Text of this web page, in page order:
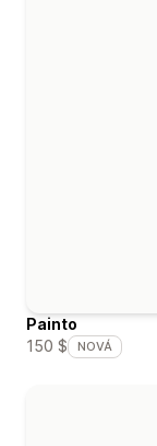
Painto
150 $
NOVÁ